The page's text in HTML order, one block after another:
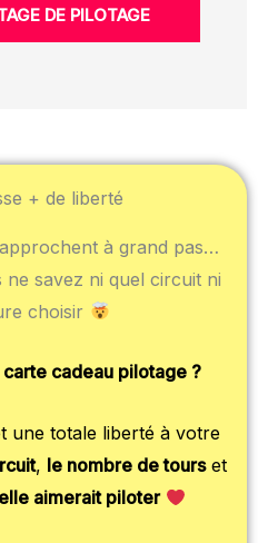
DE PILOTAGE
+ de liberté
à grand pas…
savez ni quel circuit ni
choisir
cadeau pilotage ?
une totale liberté à votre
, le nombre de tourset
aimerait piloter